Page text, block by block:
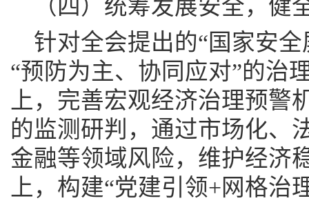
（四）统筹发展安全，健
针对全会提出的“国家安
“预防为主、协同应对”的治
上，完善宏观经济治理预警
的监测研判，通过市场化、
金融等领域风险，维护经济
上，构建“党建引领+网格治